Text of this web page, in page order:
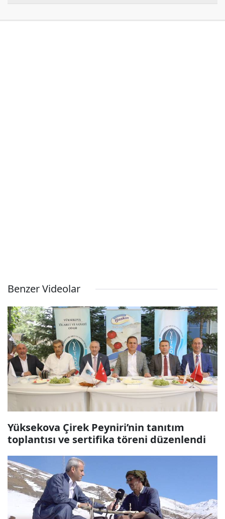
Benzer Videolar
Yüksekova Çirek Peyniri’nin tanıtım
toplantısı ve sertifika töreni düzenlendi